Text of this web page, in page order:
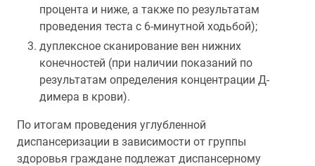
процента и ниже, а также по результатам
проведения теста с 6-минутной ходьбой);
дуплексное сканирование вен нижних
конечностей (при наличии показаний по
результатам определения концентрации Д-
димера в крови).
По итогам проведения углубленной
диспансеризации в зависимости от группы
здоровья граждане подлежат диспансерному